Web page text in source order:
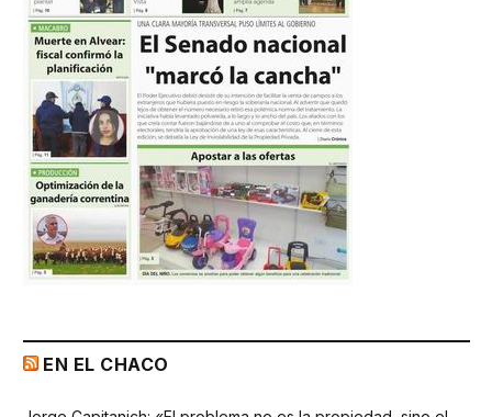
EN EL CHACO